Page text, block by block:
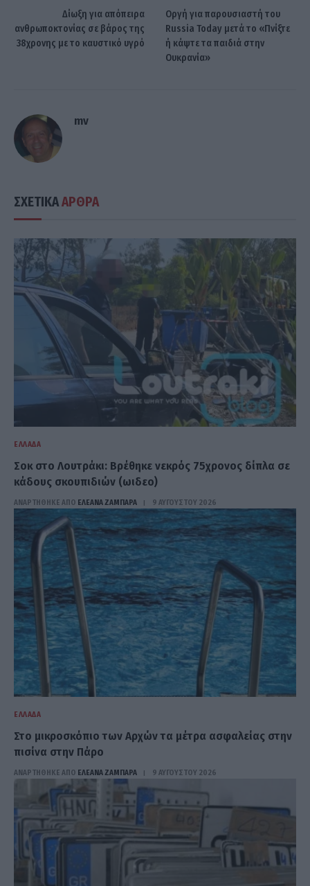
Δίωξη για απόπειρα
ανθρωποκτονίας σε βάρος της
38χρονης με το καυστικό υγρό
Οργή για παρουσιαστή του
Russia Today μετά το «Πνίξτε
ή κάψτε τα παιδιά στην
Ουκρανία»
mv
ΣΧΕΤΙΚΑΑΡΘΡΑ
ΕΛΛΆΔΑ
Σοκ στο Λουτράκι: Βρέθηκε νεκρός 75χρονος δίπλα σε
κάδους σκουπιδιών (ωιδεο)
ΑΝΑΡΤΗΘΗΚΕ ΑΠΟ ΕΛΕΑΝΑ ΖΑΜΠΑΡΑ 9 ΑΥΓΟΎΣΤΟΥ 2026
ΕΛΛΆΔΑ
Στο μικροσκόπιο των Αρχών τα μέτρα ασφαλείας στην
πισίνα στην Πάρο
ΑΝΑΡΤΗΘΗΚΕ ΑΠΟ ΕΛΕΑΝΑ ΖΑΜΠΑΡΑ 9 ΑΥΓΟΎΣΤΟΥ 2026